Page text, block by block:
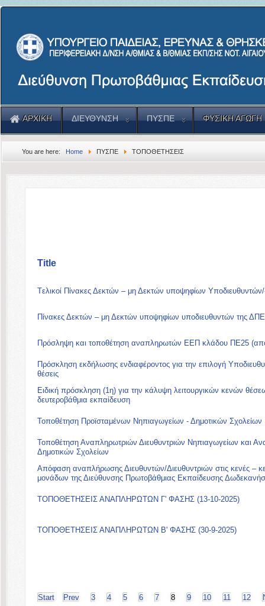
ΑΡΧΙΚΗ ΔΙΕΥΘΥΝΣΗ ΠΥΣΠΕ ΦΥΣΙΚΗ ΑΓΩΓΗ
You are here: Home ΠΥΣΠΕ ΤΟΠΟΘΕΤΗΣΕΙΣ
Title
Tελικοί Πίνακες Δεκτών – μη Δεκτών υποψηφίων
Πίνακες Δεκτών – μη Δεκτών υποψηφίων υποδιευθυντών της
Πρόσληψη και τοποθέτηση αναπληρωτών ΕΕΠ κλάδου ΠΕ25
Πρόσκληση εκδήλωσης ενδιαφέροντος για την επιλογή
θέσεις
Ειδική πρόσκληση (1η) για την κάλυψη λειτουργικών κενών
δευτεροβάθμια εκπαίδευση
Τοποθέτηση Προϊσταμένων Νηπιαγωγείων - Δημοτικών Σχολείων
Τοποθέτηση Αναπληρωτριών Διευθυντριών Νηπιαγωγείων και
Δημοτικών Σχολείων
Απόφαση αναπλήρωσης Διευθυντών/Διευθυντριών στις κενές –
μονάδων της Διεύθυνσης Πρωτοβάθμιας Εκπαίδευσης
ΤΟΠΟΘΕΤΗΣΕΙΣ ΑΝΑΠΛΗΡΩΤΩΝ Γ' ΦΑΣΗΣ (13-10-2025)
ΤΟΠΟΘΕΤΗΣΕΙΣ ΑΝΑΠΛΗΡΩΤΩΝ Β' ΦΑΣΗΣ (30-9-2025)
Start Prev 3 4 5 6 7 8 9 10 11 12